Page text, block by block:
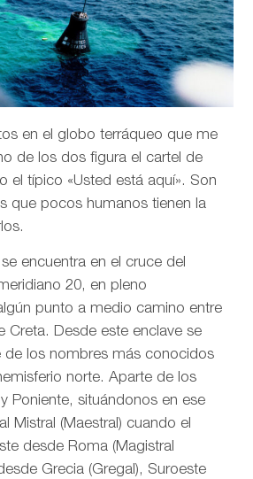
en el globo terráqueo que me
de los dos figura el cartel de
el típico «Usted está aquí». Son
que pocos humanos tienen la
encuentra en el cruce del
20, en pleno
punto a medio camino entre
Creta. Desde este enclave se
de los nombres más conocidos
norte. Aparte de los
Poniente, situándonos en ese
Mistral (Maestral) cuando el
desde Roma (Magistral
Grecia (Gregal), Suroeste